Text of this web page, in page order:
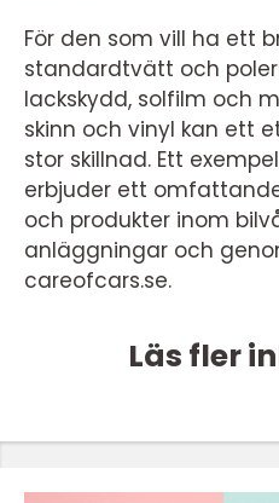
För den som vill ha ett
standardtvätt och
lackskydd, solfilm och
skinn och vinyl kan ett
stor skillnad. Ett
erbjuder ett
och produkter inom
anläggningar och
careofcars.se.
Läs fler